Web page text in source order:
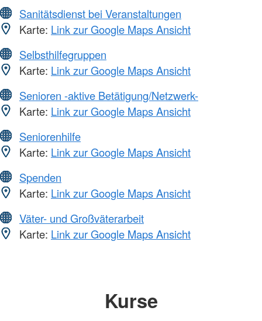
Sanitätsdienst bei Veranstaltungen
Karte: Link zur Google Maps Ansicht
Selbsthilfegruppen
Karte: Link zur Google Maps Ansicht
Senioren -aktive Betätigung/Netzwerk-
Karte: Link zur Google Maps Ansicht
Seniorenhilfe
Karte: Link zur Google Maps Ansicht
Spenden
Karte: Link zur Google Maps Ansicht
Väter- und Großväterarbeit
Karte: Link zur Google Maps Ansicht
Kurse